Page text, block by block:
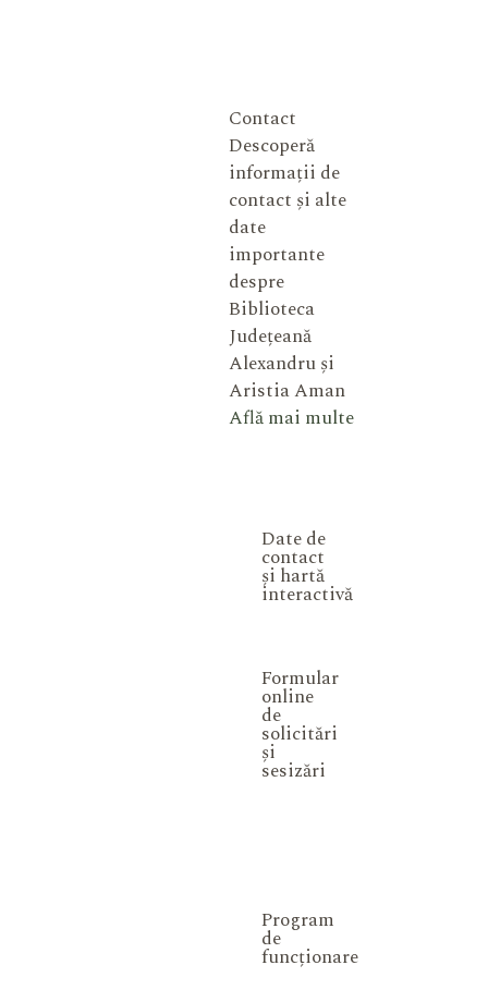
Contact
Descoperă
informații de
contact și alte
date
importante
despre
Biblioteca
Județeană
Alexandru și
Aristia Aman
Află mai multe
Date de
contact
și hartă
interactivă
Formular
online
de
solicitări
și
sesizări
Program
de
funcționare